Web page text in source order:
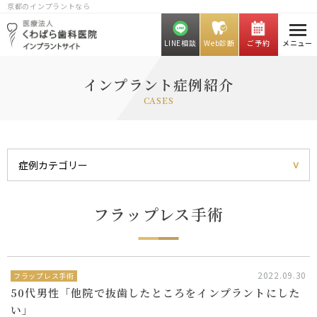
京都のインプラントなら
LINE相談 Web診断 ご予約 メニュー
インプラント症例紹介
CASES
フラップレス手術
2022.09.30
フラップレス手術
50代男性「他院で抜歯したところをインプラントにした
い」